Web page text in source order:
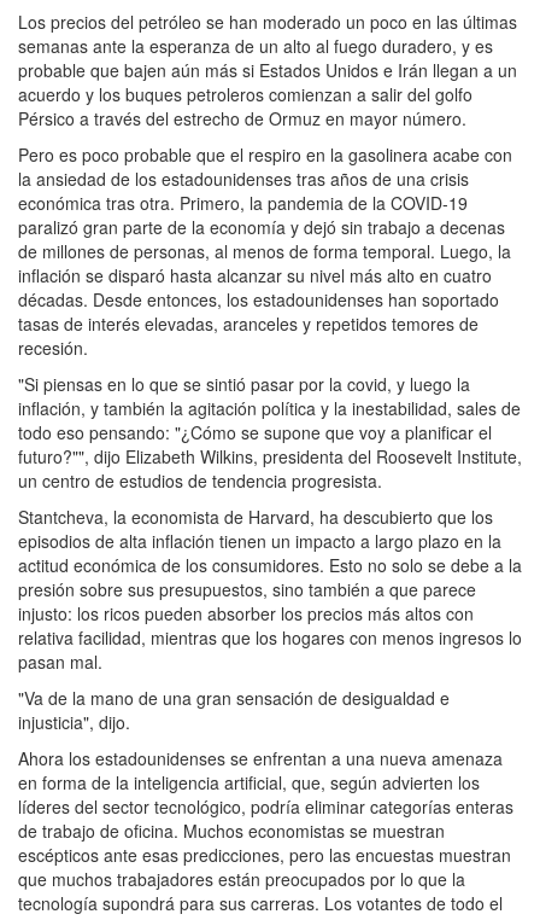
Los precios del petróleo se han moderado un poco en las últimas
semanas ante la esperanza de un alto al fuego duradero, y es
probable que bajen aún más si Estados Unidos e Irán llegan a un
acuerdo y los buques petroleros comienzan a salir del golfo
Pérsico a través del estrecho de Ormuz en mayor número.
Pero es poco probable que el respiro en la gasolinera acabe con
la ansiedad de los estadounidenses tras años de una crisis
económica tras otra. Primero, la pandemia de la COVID-19
paralizó gran parte de la economía y dejó sin trabajo a decenas
de millones de personas, al menos de forma temporal. Luego, la
inflación se disparó hasta alcanzar su nivel más alto en cuatro
décadas. Desde entonces, los estadounidenses han soportado
tasas de interés elevadas, aranceles y repetidos temores de
recesión.
"Si piensas en lo que se sintió pasar por la covid, y luego la
inflación, y también la agitación política y la inestabilidad, sales de
todo eso pensando: "¿Cómo se supone que voy a planificar el
futuro?"", dijo Elizabeth Wilkins, presidenta del Roosevelt Institute,
un centro de estudios de tendencia progresista.
Stantcheva, la economista de Harvard, ha descubierto que los
episodios de alta inflación tienen un impacto a largo plazo en la
actitud económica de los consumidores. Esto no solo se debe a la
presión sobre sus presupuestos, sino también a que parece
injusto: los ricos pueden absorber los precios más altos con
relativa facilidad, mientras que los hogares con menos ingresos lo
pasan mal.
"Va de la mano de una gran sensación de desigualdad e
injusticia", dijo.
Ahora los estadounidenses se enfrentan a una nueva amenaza
en forma de la inteligencia artificial, que, según advierten los
líderes del sector tecnológico, podría eliminar categorías enteras
de trabajo de oficina. Muchos economistas se muestran
escépticos ante esas predicciones, pero las encuestas muestran
que muchos trabajadores están preocupados por lo que la
tecnología supondrá para sus carreras. Los votantes de todo el